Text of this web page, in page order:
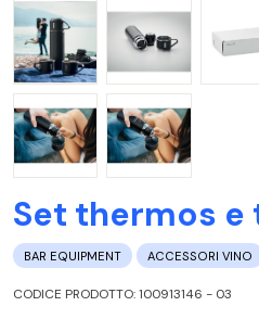
Set thermos e
BAR EQUIPMENT ACCESSORI VINO
CODICE PRODOTTO: 100913146 - 03